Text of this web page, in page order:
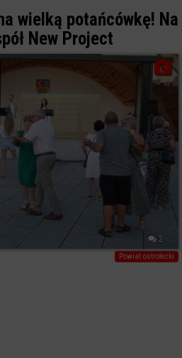
wielką potańcówkę! Na
New Project
2
Powiat ostrołecki